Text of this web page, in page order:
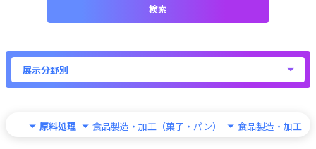
検索
原料処理 食品製造・加工（菓子・パン） 食品製造・加工（